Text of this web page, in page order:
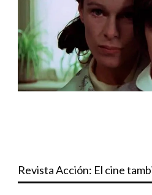
Revista Acción: El cine